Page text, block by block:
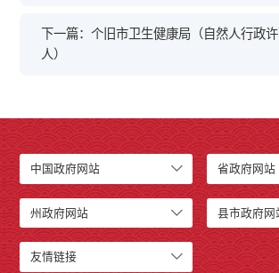
下一篇：个旧市卫生健康局（自然人行政
人）
中国政府网站 省政府网站
州政府网站 县市政府网
友情链接